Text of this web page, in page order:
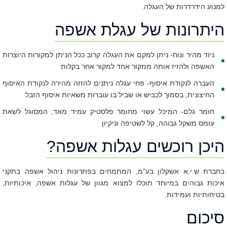
למנוע הידרדרות של העגלה.
היתרונות של עגלת אשפה
ניוד מהיר ונוח-ניתן למקם את העגלה קרוב ככל הניתן למקורות היוצרות
האשפה ולהזיז אותה ממקור אחד למקור אחר בקלות
העברה לנקודת איסוף- פחי עגלה ניתנים להזזה מהירה לנקודת האיסוף
החיצונית, בסמוך לכביש או שביל בו עוברות משאיות איסוף הזבל
חומר גלם-המיכל עשוי מחומר פלסטיק עמיד מאד, המסוגל לשאת
עומס משקל גבוהה, קל לשטיפה וניקיון
היכן רוכשים עגלות אשפה?
בחברת ש.י.א אשקלון בע”מ, המתמחים בפתרונות ניהול אשפה בתקני
איכות גבוהים במיוחד תוכלו למצוא מגוון של עגלות אשפה, איכותיות,
בטיחותיות ועמידות.
סיכום